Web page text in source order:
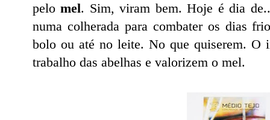
pelomel. Sim, viram bem. Hoje é dia
numa colherada para combater os dias
bolo ou até no leite. No que quiserem. O
trabalho das abelhas e valorizem o mel.